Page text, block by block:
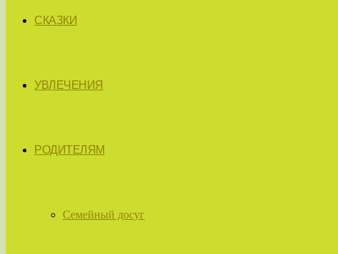
СКАЗКИ
УВЛЕЧЕНИЯ
РОДИТЕЛЯМ
Семейный досуг